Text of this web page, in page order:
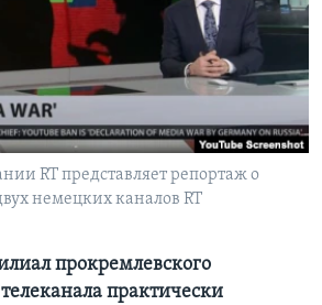
RT представляет репортаж о
немецких каналов RT
прокремлевского
практически